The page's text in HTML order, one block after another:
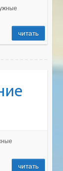
читать
читать